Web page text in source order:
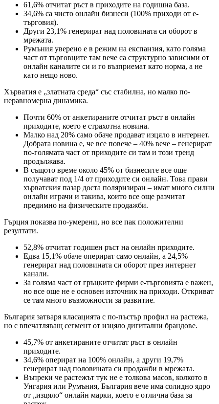
61,6% отчитат ръст в приходите на годишна база.
34,6% са чисто онлайн бизнеси (100% приходи от е-
търговия).
Други 23,1% генерират над половината си оборот в
мрежата.
Румъния уверено е в режим на експанзия, като голяма
част от търговците там вече са структурно зависими от
онлайн каналите си и го възприемат като норма, а не
като нещо ново.
Хърватия е „златната среда“ със стабилна, но малко по-
неравномерна динамика.
Почти 60% от анкетираните отчитат ръст в онлайн
приходите, което е страхотна новина.
Малко над 20% само обаче продават изцяло в интернет.
Добрата новина е, че все повече – 40% вече – генерират
по-голямата част от приходите си там и този тренд
продължава.
В същото време около 45% от бизнесите все още
получават под 1/4 от приходите си онлайн. Това прави
хърватския пазар доста поляризиран – имат много силни
онлайн играчи и такива, които все още разчитат
предимно на физическите продажби.
Гърция показва по-умерени, но все пак положителни
резултати.
52,8% отчитат годишен ръст на онлайн приходите.
Едва 15,1% обаче оперират само онлайн, а 24,5%
генерират над половината си оборот през интернет
канали.
За голяма част от гръцките фирми е-търговията е важен,
но все още не е основен източник на приходи. Откриват
се там много възможности за развитие.
България затваря класацията с по-пъстър профил на растежа,
но с впечатляващ сегмент от изцяло дигитални брандове.
45,7% от анкетираните отчитат ръст в онлайн
приходите.
34,6% оперират на 100% онлайн, а други 19,7%
генерират над половината си продажби в мрежата.
Въпреки че растежът тук не е толкова масов, колкото в
Унгария или Румъния, България вече има солидно ядро
от „изцяло“ онлайн марки, което е отлична база за